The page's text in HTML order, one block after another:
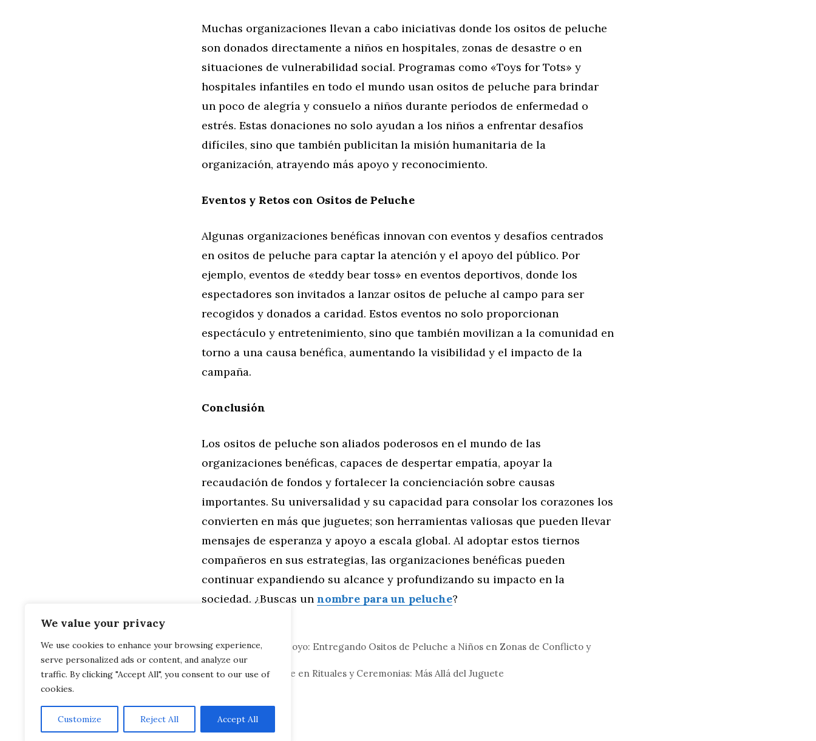
We value your privacy
We use cookies to enhance your browsing experience,
serve personalized ads or content, and analyze our
traffic. By clicking "Accept All", you consent to our use of
cookies.
Customize Reject All Accept All
Muchas organizaciones llevan a cabo iniciativas donde los ositos de peluche
son donados directamente a niños en hospitales, zonas de desastre o en
situaciones de vulnerabilidad social. Programas como «Toys for Tots» y
hospitales infantiles en todo el mundo usan ositos de peluche para brindar
un poco de alegría y consuelo a niños durante períodos de enfermedad o
estrés. Estas donaciones no solo ayudan a los niños a enfrentar desafíos
difíciles, sino que también publicitan la misión humanitaria de la
organización, atrayendo más apoyo y reconocimiento.
Eventos y Retos con Ositos de Peluche
Algunas organizaciones benéficas innovan con eventos y desafíos centrados
en ositos de peluche para captar la atención y el apoyo del público. Por
ejemplo, eventos de «teddy bear toss» en eventos deportivos, donde los
espectadores son invitados a lanzar ositos de peluche al campo para ser
recogidos y donados a caridad. Estos eventos no solo proporcionan
espectáculo y entretenimiento, sino que también movilizan a la comunidad en
torno a una causa benéfica, aumentando la visibilidad y el impacto de la
campaña.
Conclusión
Los ositos de peluche son aliados poderosos en el mundo de las
organizaciones benéficas, capaces de despertar empatía, apoyar la
recaudación de fondos y fortalecer la concienciación sobre causas
importantes. Su universalidad y su capacidad para consolar los corazones los
convierten en más que juguetes; son herramientas valiosas que pueden llevar
mensajes de esperanza y apoyo a escala global. Al adoptar estos tiernos
compañeros en sus estrategias, las organizaciones benéficas pueden
continuar expandiendo su alcance y profundizando su impacto en la
sociedad. ¿Buscas un nombre para un peluche?
Programas de Apoyo: Entregando Ositos de Peluche a Niños en Zonas de Conflicto y
Catástrofes
Ositos de Peluche en Rituales y Ceremonias: Más Allá del Juguete